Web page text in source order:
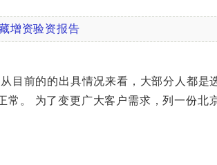
增资验资报告
前的的出具情况来看，大部分人都是
常。 为了变更广大客户需求，列一份北